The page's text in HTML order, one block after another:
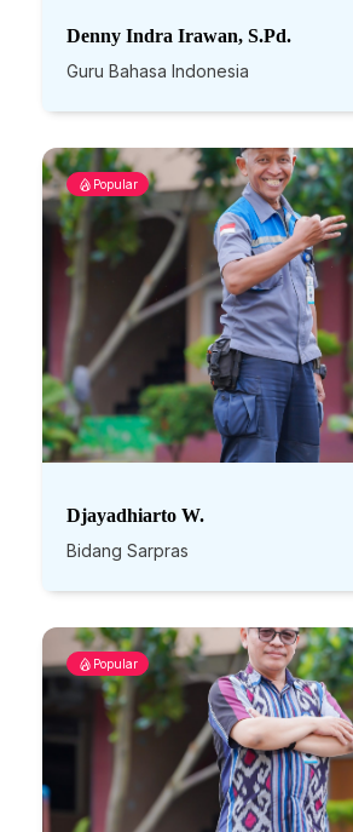
Denny Indra Irawan, S.Pd.
Guru Bahasa Indonesia
Popular
Djayadhiarto W.
Bidang Sarpras
Popular